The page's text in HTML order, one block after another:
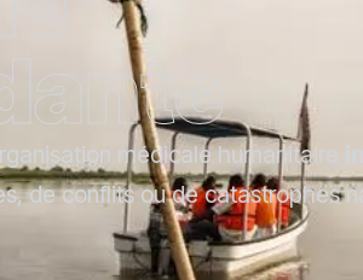
médicale humanitaire
de conflits ou de catastrophes